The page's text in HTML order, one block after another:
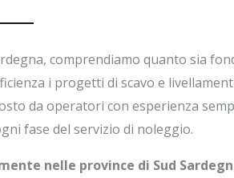
comprendiamo quanto sia
i progetti di scavo e
da operatori con esperienza
fase del servizio di noleggio.
nelle province di Sud